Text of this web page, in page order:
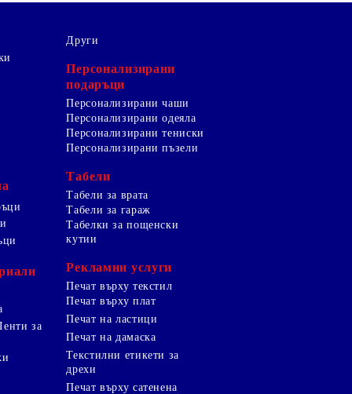
за
Други
Персонализирани
подаръци
Персонализирани чаши
Персонализирани одеяла
Персонализирани тениски
Персонализирани пъзели
Табели
Табели за врата
Табели за гараж
Табелки за пощенски
кутии
Рекламни услуги
Печат върху текстил
Печат върху плат
Печат на ластици
Печат на дамаска
Текстилни етикети за
дрехи
Печат върху сатенена